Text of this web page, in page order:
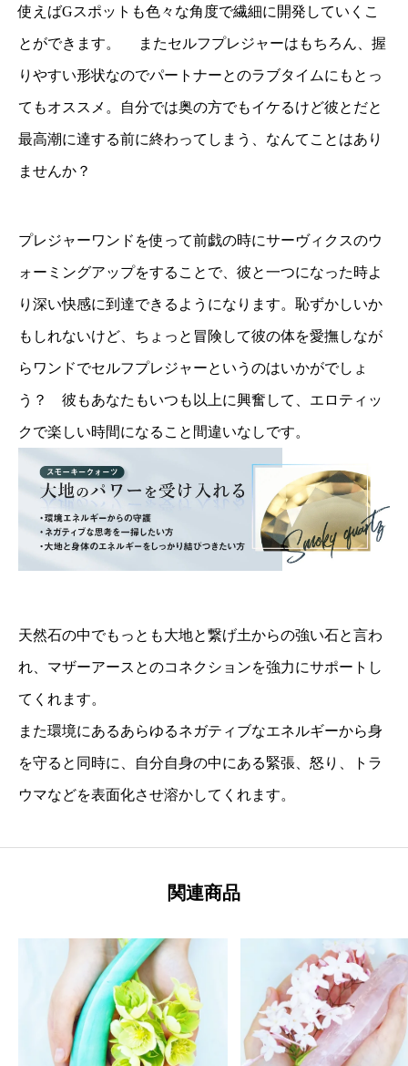
使えばGスポットも色々な角度で繊細に開発していくこ
とができます。 またセルフプレジャーはもちろん、握
りやすい形状なのでパートナーとのラブタイムにもとっ
てもオススメ。自分では奥の方でもイケるけど彼とだと
最高潮に達する前に終わってしまう、なんてことはあり
ませんか？
プレジャーワンドを使って前戯の時にサーヴィクスのウ
ォーミングアップをすることで、彼と一つになった時よ
り深い快感に到達できるようになります。恥ずかしいか
もしれないけど、ちょっと冒険して彼の体を愛撫しなが
らワンドでセルフプレジャーというのはいかがでしょ
う？ 彼もあなたもいつも以上に興奮して、エロティッ
クで楽しい時間になること間違いなしです。
天然石の中でもっとも大地と繋げ土からの強い石と言わ
れ、マザーアースとのコネクションを強力にサポートし
てくれます。
また環境にあるあらゆるネガティブなエネルギーから身
を守ると同時に、自分自身の中にある緊張、怒り、トラ
ウマなどを表面化させ溶かしてくれます。
関連商品